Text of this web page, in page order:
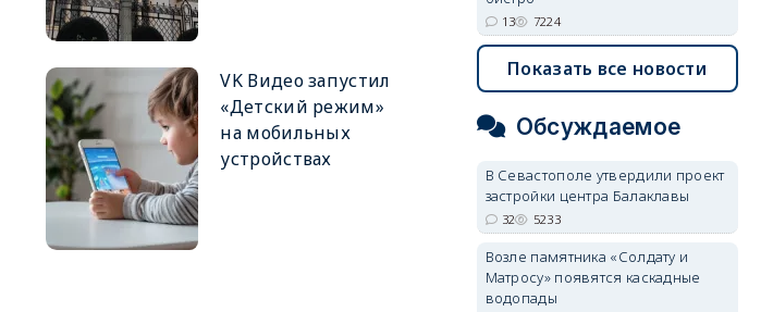
VK Видео запустил
«Детский режим»
на мобильных
устройствах
13 7224
Показать все новости
Обсуждаемое
В Севастополе утвердили проект
застройки центра Балаклавы
32 5233
Возле памятника «Солдату и
Матросу» появятся каскадные
водопады